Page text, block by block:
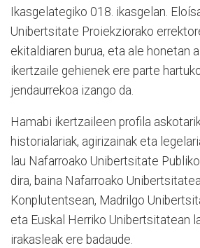
Ikasgelategiko 018. ikasgelan.
Unibertsitate Proiekziorako
ekitaldiaren burua, eta ale honetan
ikertzaile gehienek ere parte
jendaurrekoa izango da.
Hamabi ikertzaileen profila
historialariak, agirizainak eta
lau Nafarroako Unibertsitate
dira, baina Nafarroako
Konplutentsean, Madrilgo
eta Euskal Herriko Unibertsitatean
irakasleak ere badaude.